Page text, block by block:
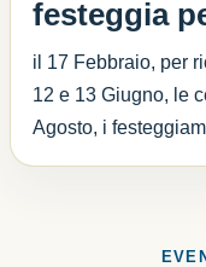
festeggia
il 17 Febbraio, per
12 e 13 Giugno, le
Agosto, i